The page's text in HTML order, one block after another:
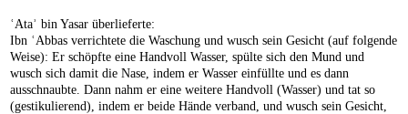
ʿAtaʾ bin Yasar überlieferte:
Ibn ʿAbbas verrichtete die Waschung und wusch sein Gesicht (auf folgende
Weise): Er schöpfte eine Handvoll Wasser, spülte sich den Mund und
wusch sich damit die Nase, indem er Wasser einfüllte und es dann
ausschnaubte. Dann nahm er eine weitere Handvoll (Wasser) und tat so
(gestikulierend), indem er beide Hände verband, und wusch sein Gesicht,